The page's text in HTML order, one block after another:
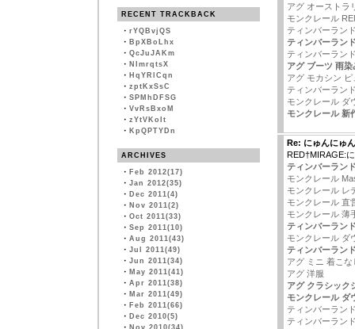
RECENT TRACKBACK
・ rYQBvjQS
・ BpXBoLhx
・ QcJuJAKm
・ NImrqtsX
・ HqYRlCqn
・ zptKxSsC
・ SPMhDFSG
・ VvRsBxoM
・ zYtVKoIt
・ KpQPTYDn
ARCHIVES
・ Feb 2012(17)
・ Jan 2012(35)
・ Dec 2011(4)
・ Nov 2011(2)
・ Oct 2011(33)
・ Sep 2011(10)
・ Aug 2011(43)
・ Jul 2011(49)
・ Jun 2011(34)
・ May 2011(41)
・ Apr 2011(38)
・ Mar 2011(49)
・ Feb 2011(66)
・ Dec 2010(5)
・ Nov 2010(34)
アグ オーストラ
モンクレール
ティンバーラン
ティンバーラン
ティンバーラン
アグ ブーツ 雨染
アグ モカシン ピ
ティンバーラン
モンクレール ダ
モンクレール 新
Re: にゅんにゅ
RED†MIRAGE:
ティンバーラン
モンクレール
モンクレール レ
モンクレール 直
モンクレール 薄
ティンバーラン
モンクレール ダ
ティンバーラン
アグ ミニ 着こな
アグ 洋服
アグ クラシック
モンクレール ダ
ティンバーラン
ティンバーラン